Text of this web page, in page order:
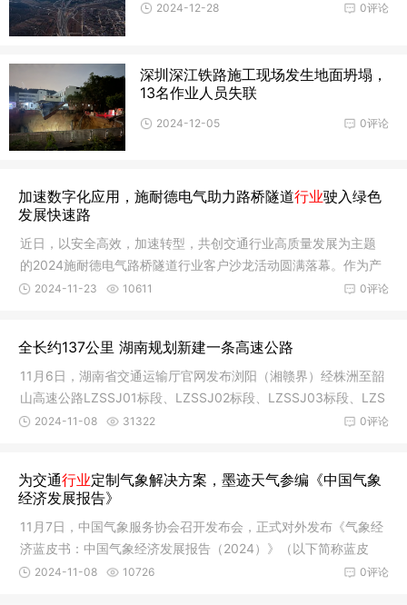
0评论
2024-12-28
深圳深江铁路施工现场发生地面坍塌，
13名作业人员失联
0评论
2024-12-05
加速数字化应用，施耐德电气助力路桥隧道行业驶入绿色
发展快速路
近日，以安全高效，加速转型，共创交通行业高质量发展为主题
的2024施耐德电气路桥隧道行业客户沙龙活动圆满落幕。作为产
业技术的
0评论
2024-11-23 10611
全长约137公里 湖南规划新建一条高速公路
11月6日，湖南省交通运输厅官网发布浏阳（湘赣界）经株洲至韶
山高速公路LZSSJ01标段、LZSSJ02标段、LZSSJ03标段、LZS
SJ04标段勘
0评论
2024-11-08 31322
为交通行业定制气象解决方案，墨迹天气参编《中国气象
经济发展报告》
11月7日，中国气象服务协会召开发布会，正式对外发布《气象经
济蓝皮书：中国气象经济发展报告（2024）》（以下简称蓝皮
书）。蓝
0评论
2024-11-08 10726